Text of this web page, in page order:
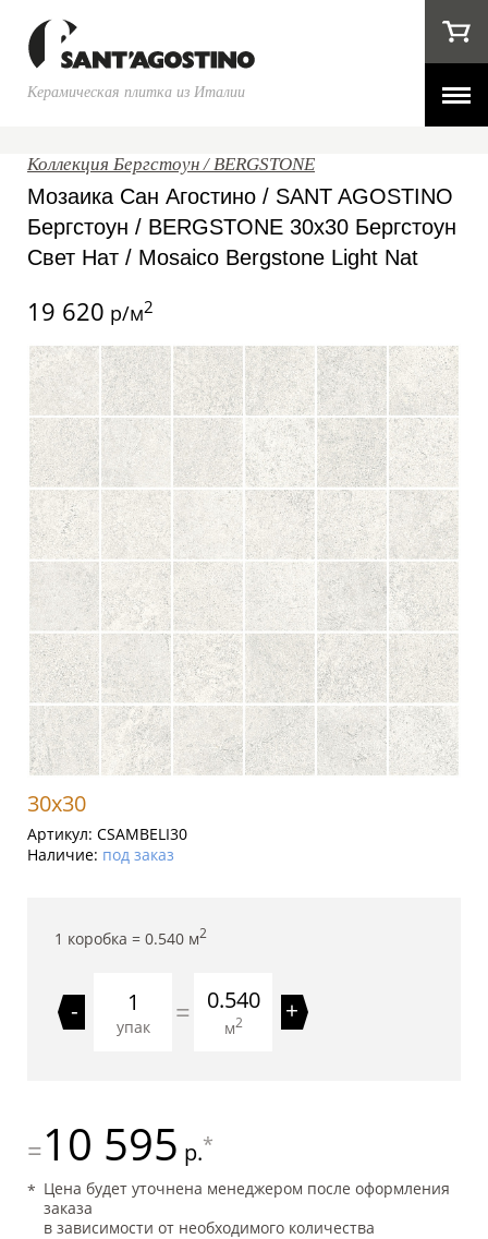
Керамическая плитка из Италии
Коллекция Бергстоун / BERGSTONE
Мозаика Сан Агостино / SANT AGOSTINO
Бергстоун / BERGSTONE 30x30 Бергстоун
Свет Нат / Mosaico Bergstone Light Nat
19 620 р/м2
30x30
Артикул: CSAMBELI30
Наличие: под заказ
1 коробка = 0.540 м2
-
упак = 0.540
м2 +
=10 595 р.*
Цена будет уточнена менеджером после оформления
заказа
в зависимости от необходимого количества